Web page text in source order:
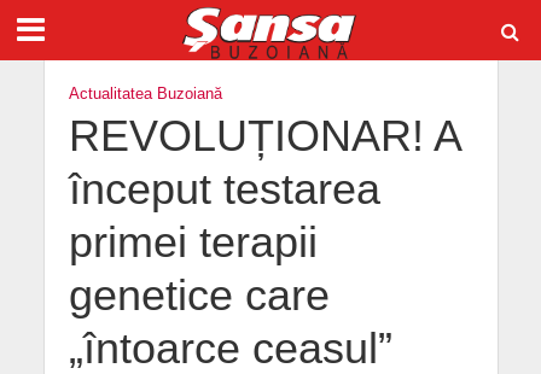
Actualitatea Buzoiană
REVOLUȚIONAR! A
început testarea
primei terapii
genetice care
„întoarce ceasul”